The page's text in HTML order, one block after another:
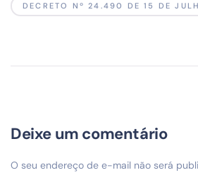
DECRETO Nº 24.490 DE 15 DE
Deixe um comentário
O seu endereço de e-mail não será